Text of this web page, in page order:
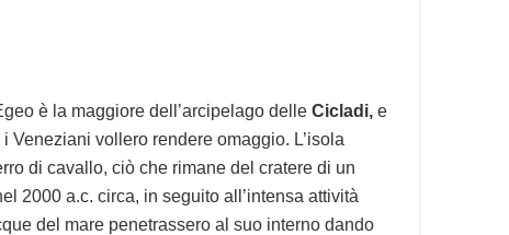
è la maggiore dell’arcipelago delle Cicladi,e
Veneziani vollero rendere omaggio. L’isola
di cavallo, ciò che rimane del cratere di un
2000 a.c. circa, in seguito all’intensa attività
del mare penetrassero al suo interno dando